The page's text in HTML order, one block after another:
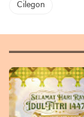
Cilegon